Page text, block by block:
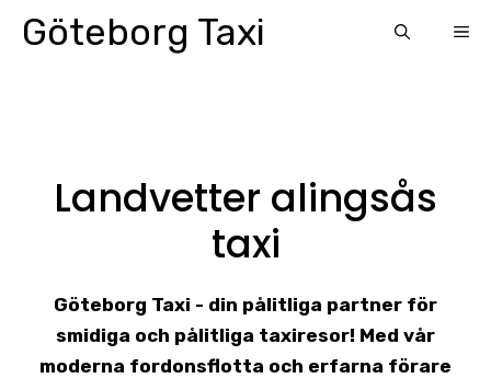
SkipGöteborg Taxi
Landvetter alingsås
taxi
Göteborg Taxi - din pålitliga partner för
smidiga och pålitliga taxiresor! Med vår
moderna fordonsflotta och erfarna förare